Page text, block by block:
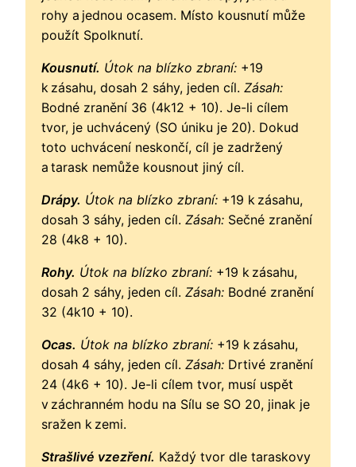
rohy a jednou ocasem. Místo kousnutí může
použít Spolknutí.
Kousnutí. Útok na blízko zbraní: +19
k zásahu, dosah 2 sáhy, jeden cíl. Zásah:
Bodné zranění 36 (4k12 + 10). Je-li cílem
tvor, je uchvácený (SO úniku je 20). Dokud
toto uchvácení neskončí, cíl je zadržený
a tarask nemůže kousnout jiný cíl.
Drápy. Útok na blízko zbraní: +19 k zásahu,
dosah 3 sáhy, jeden cíl. Zásah: Sečné zranění
28 (4k8 + 10).
Rohy. Útok na blízko zbraní: +19 k zásahu,
dosah 2 sáhy, jeden cíl. Zásah: Bodné zranění
32 (4k10 + 10).
Ocas. Útok na blízko zbraní: +19 k zásahu,
dosah 4 sáhy, jeden cíl. Zásah: Drtivé zranění
24 (4k6 + 10). Je-li cílem tvor, musí uspět
v záchranném hodu na Sílu se SO 20, jinak je
sražen k zemi.
Strašlivé vzezření. Každý tvor dle taraskovy